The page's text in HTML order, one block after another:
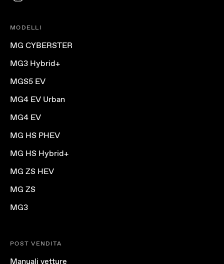
MODELLI
MG CYBERSTER
MG3 Hybrid+
MGS5 EV
MG4 EV Urban
MG4 EV
MG HS PHEV
MG HS Hybrid+
MG ZS HEV
MG ZS
MG3
POST VENDITA
Manuali vetture